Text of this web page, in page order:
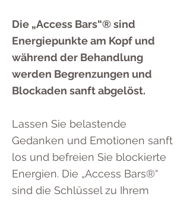
Die „Access Bars“® sind
Energiepunkte am Kopf und
während der Behandlung
werden Begrenzungen und
Blockaden sanft abgelöst.
Lassen Sie belastende
Gedanken und Emotionen sanft
los und befreien Sie blockierte
Energien. Die „Access Bars®“
sind die Schlüssel zu Ihrem